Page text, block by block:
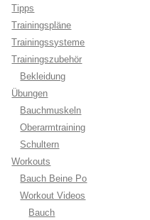
Tipps
Trainingspläne
Trainingssysteme
Trainingszubehör
Bekleidung
Übungen
Bauchmuskeln
Oberarmtraining
Schultern
Workouts
Bauch Beine Po
Workout Videos
Bauch